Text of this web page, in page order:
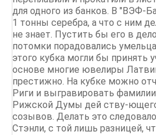
для одного из банков. В "ВЭФ-
1 тонны серебра, а что с ним
не знает. Пустить бы его в
потомки порадовались
этого кубка могли бы принять
основе многие ювелиры
престижно. На кубке можно
Риги и выгравировать
Рижской Думы дей ству-
созывов. Делать это
Стэнли, с той лишь разницей,